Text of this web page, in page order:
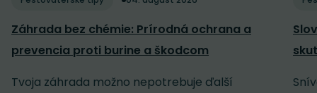
Záhrada bez chémie: Prírodná ochrana a
prevencia proti burine a škodcom
Tvoja záhrada možno nepotrebuje ďalší